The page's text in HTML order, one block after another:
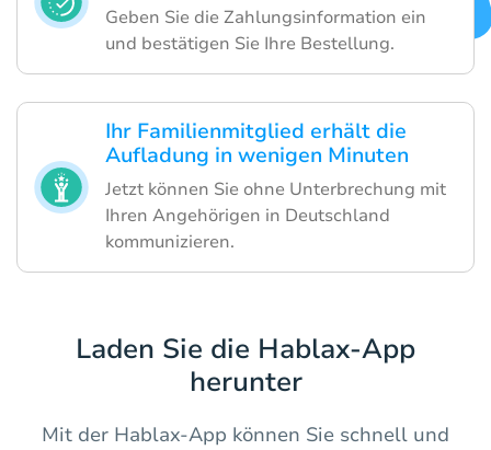
Geben Sie die Zahlungsinformation ein
und bestätigen Sie Ihre Bestellung.
Ihr Familienmitglied erhält die
Aufladung in wenigen Minuten
Jetzt können Sie ohne Unterbrechung mit
Ihren Angehörigen in Deutschland
kommunizieren.
Laden Sie die Hablax-App
herunter
Mit der Hablax-App können Sie schnell und